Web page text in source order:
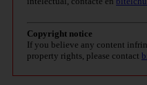
Copyright notice
If you believe any content
property rights, please contact